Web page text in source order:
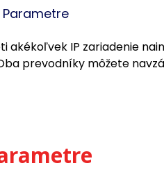
Parametre
IP zariadenie
prevodníky môžete